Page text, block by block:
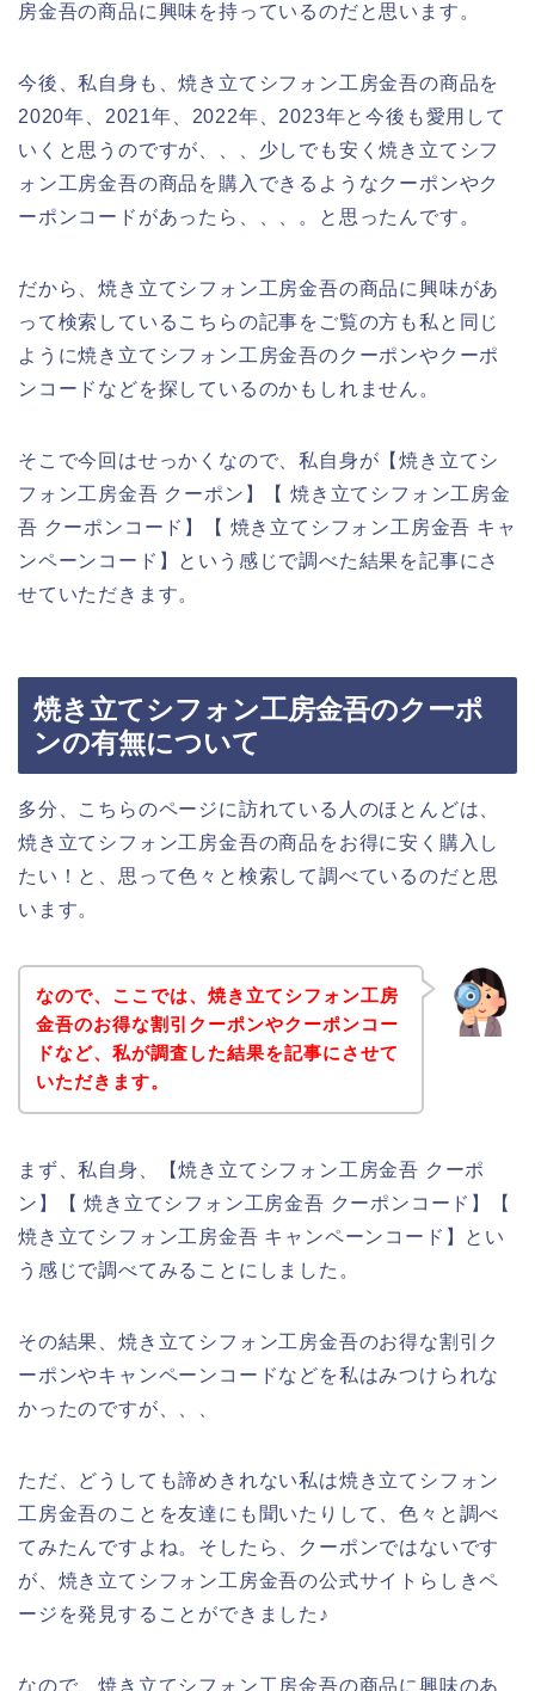
房金吾の商品に興味を持っているのだと思います。
今後、私自身も、焼き立てシフォン工房金吾の商品を
2020年、2021年、2022年、2023年と今後も愛用して
いくと思うのですが、、、少しでも安く焼き立てシフ
ォン工房金吾の商品を購入できるようなクーポンやク
ーポンコードがあったら、、、。と思ったんです。
だから、焼き立てシフォン工房金吾の商品に興味があ
って検索しているこちらの記事をご覧の方も私と同じ
ように焼き立てシフォン工房金吾のクーポンやクーポ
ンコードなどを探しているのかもしれません。
そこで今回はせっかくなので、私自身が【焼き立てシ
フォン工房金吾 クーポン】【 焼き立てシフォン工房金
吾 クーポンコード】【 焼き立てシフォン工房金吾 キャ
ンペーンコード】という感じで調べた結果を記事にさ
せていただきます。
焼き立てシフォン工房金吾のクーポ
ンの有無について
多分、こちらのページに訪れている人のほとんどは、
焼き立てシフォン工房金吾の商品をお得に安く購入し
たい！と、思って色々と検索して調べているのだと思
います。
なので、ここでは、焼き立てシフォン工房
金吾のお得な割引クーポンやクーポンコー
ドなど、私が調査した結果を記事にさせて
いただきます。
まず、私自身、【焼き立てシフォン工房金吾 クーポ
ン】【 焼き立てシフォン工房金吾 クーポンコード】【
焼き立てシフォン工房金吾 キャンペーンコード】とい
う感じで調べてみることにしました。
その結果、焼き立てシフォン工房金吾のお得な割引ク
ーポンやキャンペーンコードなどを私はみつけられな
かったのですが、、、
ただ、どうしても諦めきれない私は焼き立てシフォン
工房金吾のことを友達にも聞いたりして、色々と調べ
てみたんですよね。そしたら、クーポンではないです
が、焼き立てシフォン工房金吾の公式サイトらしきペ
ージを発見することができました♪
なので、焼き立てシフォン工房金吾の商品に興味のあ